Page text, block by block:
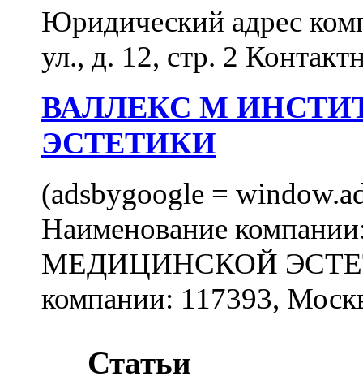
Юридический адрес
ул., д. 12, стр. 2
ВАЛЛЕКС М
ЭСТЕТИКИ
(adsbygoogle =
Наименование
МЕДИЦИНСКОЙ
компании: 117393,
Статьи